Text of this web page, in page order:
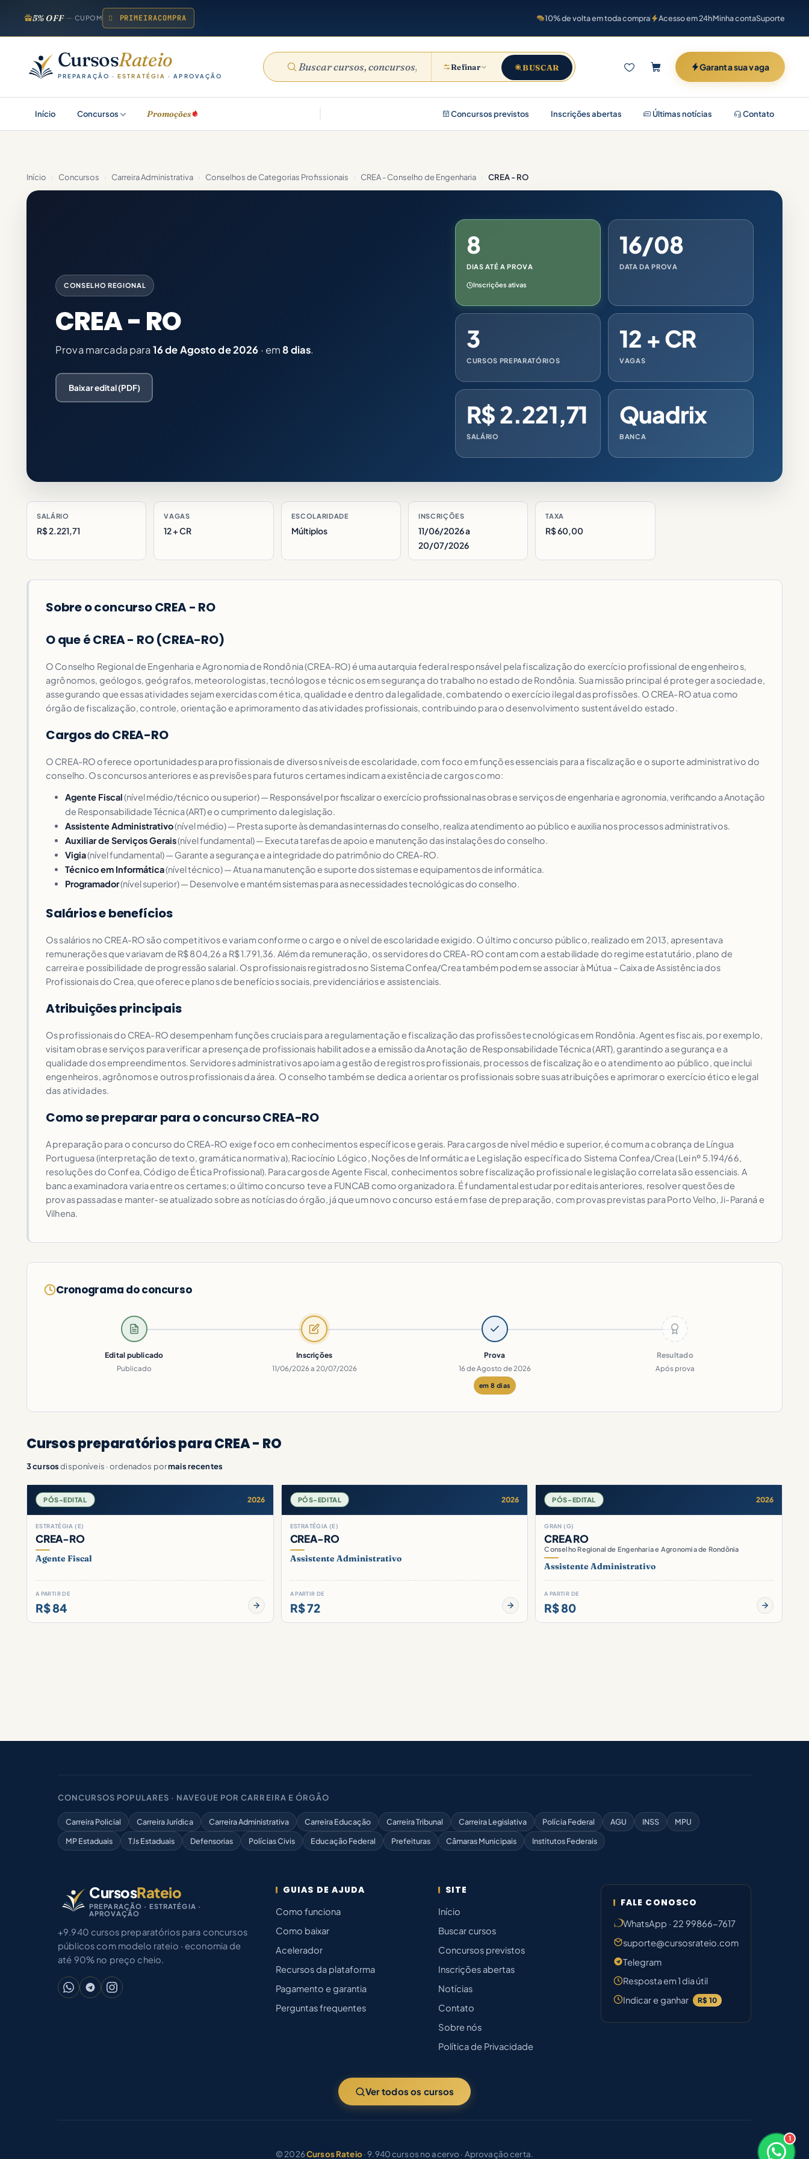
5% OFF CUPOM PRIMEIRACOMPRA 10% de volta em toda compra Acesso em 24hMinha contaSuporte
CursosRateio
PREPARAÇÃO ·ESTRATÉGIA · APROVAÇÃO
Refinar BUSCAR Garanta sua vaga
Início Concursos Promoções Concursos previstos Inscrições abertas Últimas notícias Contato
Início › Concursos › Carreira Administrativa › Conselhos de Categorias Profissionais › CREA - Conselho de Engenharia › CREA - RO
CONSELHO REGIONAL
CREA - RO
Prova marcada para16 de Agosto de 2026 · em8 dias.
Baixar edital (PDF)
8
DIAS ATÉ A PROVA
Inscrições ativas
16/08
DATA DA PROVA
3
CURSOS PREPARATÓRIOS
12 + CR
VAGAS
R$ 2.221,71
SALÁRIO
Quadrix
BANCA
SALÁRIO
R$ 2.221,71
VAGAS
12 + CR
ESCOLARIDADE
Múltiplos
INSCRIÇÕES
11/06/2026 a
20/07/2026
TAXA
R$ 60,00
Sobre o concurso CREA - RO
O que é CREA - RO (CREA-RO)
O Conselho Regional de Engenharia e Agronomia de Rondônia (CREA-RO) é uma autarquia federal responsável pela fiscalização do exercício profissional de engenheiros,
agrônomos, geólogos, geógrafos, meteorologistas, tecnólogos e técnicos em segurança do trabalho no estado de Rondônia. Sua missão principal é proteger a sociedade,
assegurando que essas atividades sejam exercidas com ética, qualidade e dentro da legalidade, combatendo o exercício ilegal das profissões. O CREA-RO atua como
órgão de fiscalização, controle, orientação e aprimoramento das atividades profissionais, contribuindo para o desenvolvimento sustentável do estado.
Cargos do CREA-RO
O CREA-RO oferece oportunidades para profissionais de diversos níveis de escolaridade, com foco em funções essenciais para a fiscalização e o suporte administrativo do
conselho. Os concursos anteriores e as previsões para futuros certames indicam a existência de cargos como:
Agente Fiscal(nível médio/técnico ou superior) — Responsável por fiscalizar o exercício profissional nas obras e serviços de engenharia e agronomia, verificando a Anotação
de Responsabilidade Técnica (ART) e o cumprimento da legislação.
Assistente Administrativo(nível médio) — Presta suporte às demandas internas do conselho, realiza atendimento ao público e auxilia nos processos administrativos.
Auxiliar de Serviços Gerais(nível fundamental) — Executa tarefas de apoio e manutenção das instalações do conselho.
Vigia(nível fundamental) — Garante a segurança e a integridade do patrimônio do CREA-RO.
Técnico em Informática(nível técnico) — Atua na manutenção e suporte dos sistemas e equipamentos de informática.
Programador(nível superior) — Desenvolve e mantém sistemas para as necessidades tecnológicas do conselho.
Salários e benefícios
Os salários no CREA-RO são competitivos e variam conforme o cargo e o nível de escolaridade exigido. O último concurso público, realizado em 2013, apresentava
remunerações que variavam de R$ 804,26 a R$ 1.791,36. Além da remuneração, os servidores do CREA-RO contam com a estabilidade do regime estatutário, plano de
carreira e possibilidade de progressão salarial. Os profissionais registrados no Sistema Confea/Crea também podem se associar à Mútua – Caixa de Assistência dos
Profissionais do Crea, que oferece planos de benefícios sociais, previdenciários e assistenciais.
Atribuições principais
Os profissionais do CREA-RO desempenham funções cruciais para a regulamentação e fiscalização das profissões tecnológicas em Rondônia. Agentes fiscais, por exemplo,
visitam obras e serviços para verificar a presença de profissionais habilitados e a emissão da Anotação de Responsabilidade Técnica (ART), garantindo a segurança e a
qualidade dos empreendimentos. Servidores administrativos apoiam a gestão de registros profissionais, processos de fiscalização e o atendimento ao público, que inclui
engenheiros, agrônomos e outros profissionais da área. O conselho também se dedica a orientar os profissionais sobre suas atribuições e aprimorar o exercício ético e legal
das atividades.
Como se preparar para o concurso CREA-RO
A preparação para o concurso do CREA-RO exige foco em conhecimentos específicos e gerais. Para cargos de nível médio e superior, é comum a cobrança de Língua
Portuguesa (interpretação de texto, gramática normativa), Raciocínio Lógico, Noções de Informática e Legislação específica do Sistema Confea/Crea (Lei nº 5.194/66,
resoluções do Confea, Código de Ética Profissional). Para cargos de Agente Fiscal, conhecimentos sobre fiscalização profissional e legislação correlata são essenciais. A
banca examinadora varia entre os certames; o último concurso teve a FUNCAB como organizadora. É fundamental estudar por editais anteriores, resolver questões de
provas passadas e manter-se atualizado sobre as notícias do órgão, já que um novo concurso está em fase de preparação, com provas previstas para Porto Velho, Ji-Paraná e
Vilhena.
Cronograma do concurso
Edital publicado
Publicado
Inscrições
11/06/2026 a 20/07/2026
Prova
16 de Agosto de 2026
em 8 dias
Resultado
Após prova
Cursos preparatórios para CREA - RO
3 cursosdisponíveis · ordenados pormais recentes
PÓS-EDITAL 2026
ESTRATÉGIA (E)
CREA-RO
Agente Fiscal
A PARTIR DE
R$ 84
PÓS-EDITAL 2026
ESTRATÉGIA (E)
CREA-RO
Assistente Administrativo
A PARTIR DE
R$ 72
PÓS-EDITAL 2026
GRAN (G)
CREA RO
Conselho Regional de Engenharia e Agronomia de Rondônia
Assistente Administrativo
A PARTIR DE
R$ 80
×
1
CONCURSOS POPULARES · NAVEGUE POR CARREIRA E ÓRGÃO
Carreira Policial Carreira Jurídica Carreira Administrativa Carreira Educação Carreira Tribunal Carreira Legislativa Polícia Federal AGU INSS
MPU
MP Estaduais
TJs Estaduais Defensorias Polícias Civis Educação Federal Prefeituras Câmaras Municipais Institutos Federais
CursosRateio
PREPARAÇÃO · ESTRATÉGIA ·
APROVAÇÃO
+9.940 cursos preparatórios para concursos
públicos com modelo rateio · economia de
até 90% no preço cheio.
GUIAS DE AJUDA
Como funciona
Como baixar
Acelerador
Recursos da plataforma
Pagamento e garantia
Perguntas frequentes
SITE
Início
Buscar cursos
Concursos previstos
Inscrições abertas
Notícias
Contato
Sobre nós
Política de Privacidade
FALE CONOSCO
WhatsApp · 22 99866-7617
suporte@cursosrateio.com
Telegram
Resposta em 1 dia útil
Indicar e ganhar
R$ 10
Ver todos os cursos
© 2026Cursos Rateio· 9.940 cursos no acervo · Aprovação certa.